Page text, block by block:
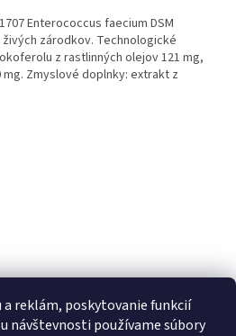
reklám, poskytovanie funkcií
návštevnosti používame súbory
Enterococcus faecium DSM
živých zárodkov. Technologické
z rastlinných olejov 121 mg,
Zmyslové doplnky: extrakt z